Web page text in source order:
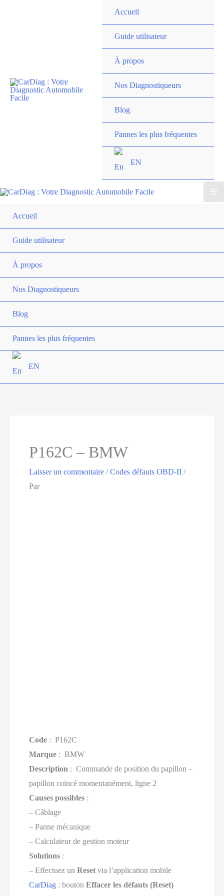
Accueil
Guide utilisateur
À propos
Nos Diagnostiqueurs
Blog
Pannes les plus fréquentes
EN
Accueil
Guide utilisateur
À propos
Nos Diagnostiqueurs
Blog
Pannes les plus fréquentes
EN
P162C – BMW
Laisser un commentaire /Codes défauts OBD-II /
Par
Code : P162C
Marque : BMW
Description : Commande de position du papillon –
papillon coincé momentanément, ligne 2
Causes possibles :
– Câblage
– Panne mécanique
– Calculateur de gestion moteur
Solutions :
– Effectuez unReset via l’application mobile
CarDiag : boutonEffacer les défauts (Reset)